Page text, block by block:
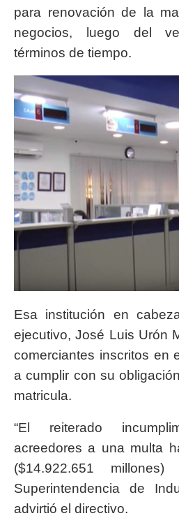
para renovación de la
negocios, luego del
términos de tiempo.
Esa institución en
ejecutivo, José Luis Urón
comerciantes inscritos en
a cumplir con su
matricula.
“El reiterado
acreedores a una multa
($14.922.651
Superintendencia de
advirtió el directivo.